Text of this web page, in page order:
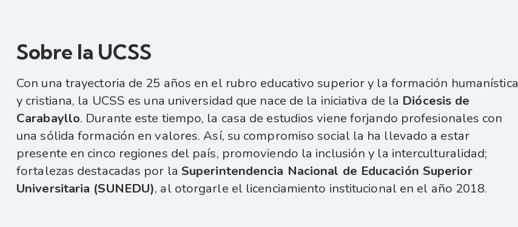
Sobre la UCSS
Con una trayectoria de 25 años en el rubro educativo superior y la formación humanística
y cristiana, la UCSS es una universidad que nace de la iniciativa de la Diócesis de
Carabayllo. Durante este tiempo, la casa de estudios viene forjando profesionales con
una sólida formación en valores. Así, su compromiso social la ha llevado a estar
presente en cinco regiones del país, promoviendo la inclusión y la interculturalidad;
fortalezas destacadas por la Superintendencia Nacional de Educación Superior
Universitaria (SUNEDU), al otorgarle el licenciamiento institucional en el año 2018.